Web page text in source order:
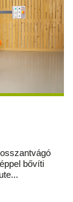
bővíti